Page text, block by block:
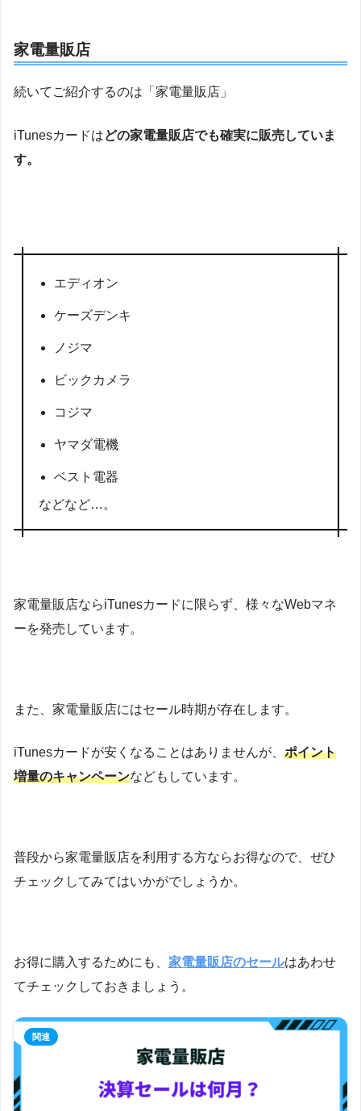
家電量販店
続いてご紹介するのは「家電量販店」
iTunesカードはどの家電量販店でも確実に販売していま
す。
エディオン
ケーズデンキ
ノジマ
ビックカメラ
コジマ
ヤマダ電機
ベスト電器
などなど…。
家電量販店ならiTunesカードに限らず、様々なWebマネ
ーを発売しています。
また、家電量販店にはセール時期が存在します。
iTunesカードが安くなることはありませんが、 ポイント
増量のキャンペーンなどもしています。
普段から家電量販店を利用する方ならお得なので、ぜひ
チェックしてみてはいかがでしょうか。
お得に購入するためにも、 家電量販店のセールはあわせ
てチェックしておきましょう。